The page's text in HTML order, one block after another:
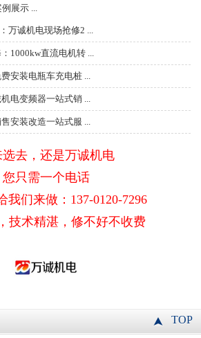
展示 ...
万诚机电现场抢修2 ...
1000kw直流电机转 ...
安装电瓶车充电桩 ...
电变频器一站式销 ...
安装改造一站式服 ...
选去，还是万诚机电
您只需一个电话
我们来做：137-0120-7296
技术精湛，修不好不收费
TOP